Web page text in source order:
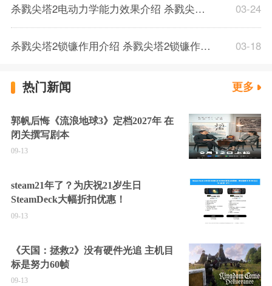
杀戮尖塔2电动力学能力效果介绍 杀戮尖塔2电动力学能力效果解析一览 03-24
杀戮尖塔2锁镰作用介绍 杀戮尖塔2锁镰作用解析一览 03-18
热门新闻 更多
郭帆后悔《流浪地球3》定档2027年 在
闭关撰写剧本
09-13
steam21年了？为庆祝21岁生日
SteamDeck大幅折扣优惠！
09-13
《天国：拯救2》没有硬件光追 主机目
标是努力60帧
09-13